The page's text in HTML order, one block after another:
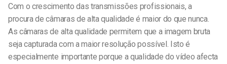
Com o crescimento das transmissões profissionais, a
procura de câmaras de alta qualidade é maior do que nunca.
As câmaras de alta qualidade permitem que a imagem bruta
seja capturada com a maior resolução possível. Isto é
especialmente importante porque a qualidade do vídeo afecta